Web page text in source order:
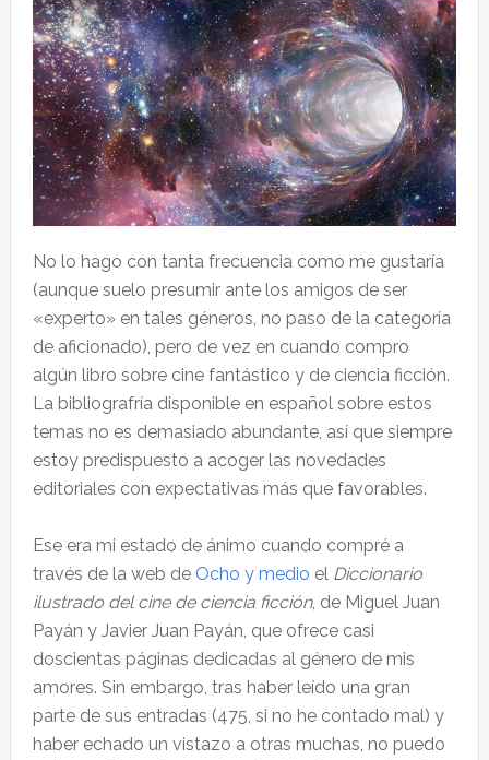
No lo hago con tanta frecuencia como me gustaría
(aunque suelo presumir ante los amigos de ser
«experto» en tales géneros, no paso de la categoría
de aficionado), pero de vez en cuando compro
algún libro sobre cine fantástico y de ciencia ficción.
La bibliografría disponible en español sobre estos
temas no es demasiado abundante, así que siempre
estoy predispuesto a acoger las novedades
editoriales con expectativas más que favorables.
Ese era mi estado de ánimo cuando compré a
través de la web de Ocho y medio el Diccionario
ilustrado del cine de ciencia ficción, de Miguel Juan
Payán y Javier Juan Payán, que ofrece casi
doscientas páginas dedicadas al género de mis
amores. Sin embargo, tras haber leído una gran
parte de sus entradas (475, si no he contado mal) y
haber echado un vistazo a otras muchas, no puedo